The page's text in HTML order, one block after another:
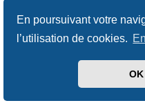
En poursuivant votre
l’utilisation de cookies.
OK